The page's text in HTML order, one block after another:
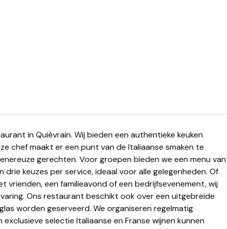
chef maakt er een punt van de Italiaanse smaken te
gerechten. Voor groepen bieden we een menu van
keuzes per service, ideaal voor alle gelegenheden. Of
vrienden, een familieavond of een bedrijfsevenement, wij
Ons restaurant beschikt ook over een uitgebreide
worden geserveerd. We organiseren regelmatig
selectie Italiaanse en Franse wijnen kunnen